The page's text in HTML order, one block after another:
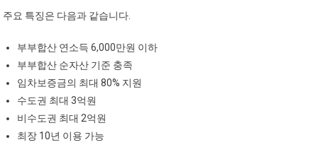
주요 특징은 다음과 같습니다.
부부합산 연소득 6,000만원 이하
부부합산 순자산 기준 충족
임차보증금의 최대 80% 지원
수도권 최대 3억원
비수도권 최대 2억원
최장 10년 이용 가능